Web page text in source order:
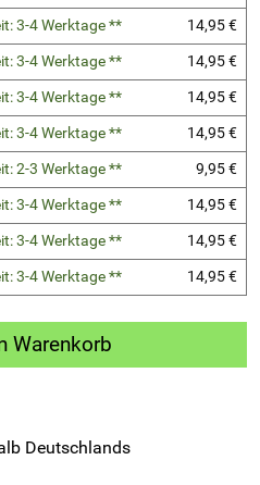
3-4 Werktage **
14,95 €
3-4 Werktage **
14,95 €
3-4 Werktage **
14,95 €
3-4 Werktage **
14,95 €
2-3 Werktage **
9,95 €
3-4 Werktage **
14,95 €
3-4 Werktage **
14,95 €
3-4 Werktage ** 14,95 €
Warenkorb
Deutschlands